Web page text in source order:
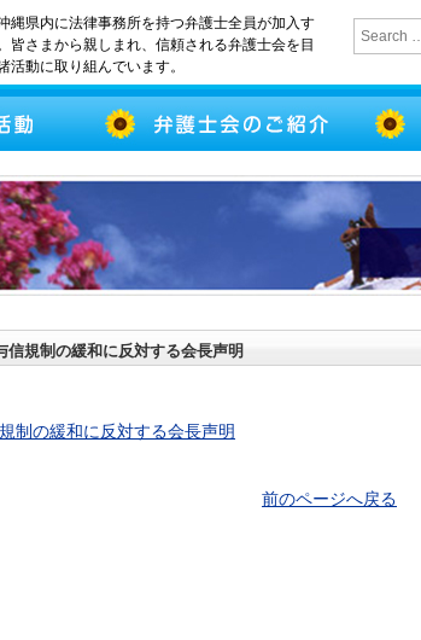
縄県内に法律事務所を持つ弁護士全員が加入す
皆さまから親しまれ、信頼される弁護士会を目
活動に取り組んでいます。
信規制の緩和に反対する会長声明
制の緩和に反対する会長声明
前のページへ戻る